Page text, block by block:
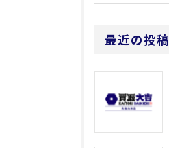
最近の投稿